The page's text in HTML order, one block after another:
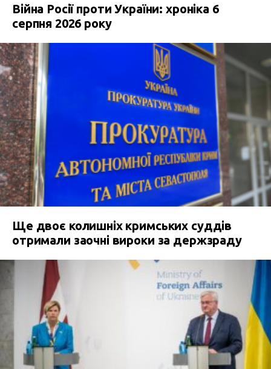
Війна Росії проти України: хроніка 6
серпня 2026 року
Ще двоє колишніх кримських суддів
отримали заочні вироки за держзраду